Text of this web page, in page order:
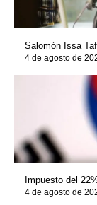
Salomón Issa
4 de agosto de
Impuesto del
4 de agosto de